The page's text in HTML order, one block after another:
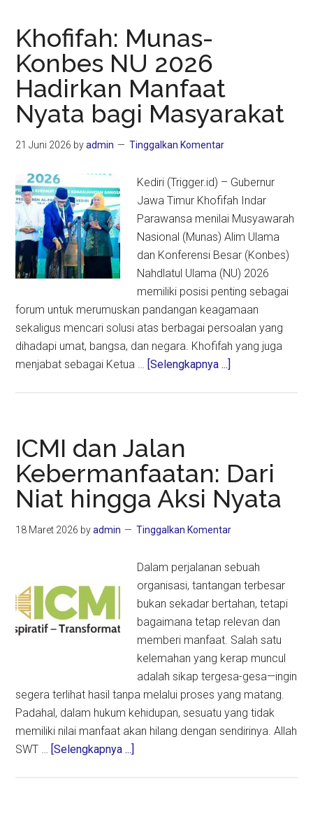
Khofifah: Munas-
Konbes NU 2026
Hadirkan Manfaat
Nyata bagi Masyarakat
21 Juni 2026 byadmin Tinggalkan Komentar
Kediri (Trigger.id) – Gubernur
Jawa Timur Khofifah Indar
Parawansa menilai Musyawarah
Nasional (Munas) Alim Ulama
dan Konferensi Besar (Konbes)
Nahdlatul Ulama (NU) 2026
memiliki posisi penting sebagai
forum untuk merumuskan pandangan keagamaan
sekaligus mencari solusi atas berbagai persoalan yang
dihadapi umat, bangsa, dan negara. Khofifah yang juga
menjabat sebagai Ketua … [Selengkapnya ...]
Hadirkan
Manfaat
Nyata
bagi
ICMI dan Jalan
Kebermanfaatan: Dari
Niat hingga Aksi Nyata
18 Maret 2026 byadmin Tinggalkan Komentar
Dalam perjalanan sebuah
organisasi, tantangan terbesar
bukan sekadar bertahan, tetapi
bagaimana tetap relevan dan
memberi manfaat. Salah satu
kelemahan yang kerap muncul
adalah sikap tergesa-gesa—ingin
segera terlihat hasil tanpa melalui proses yang matang.
Padahal, dalam hukum kehidupan, sesuatu yang tidak
memiliki nilai manfaat akan hilang dengan sendirinya. Allah
SWT … [Selengkapnya ...]